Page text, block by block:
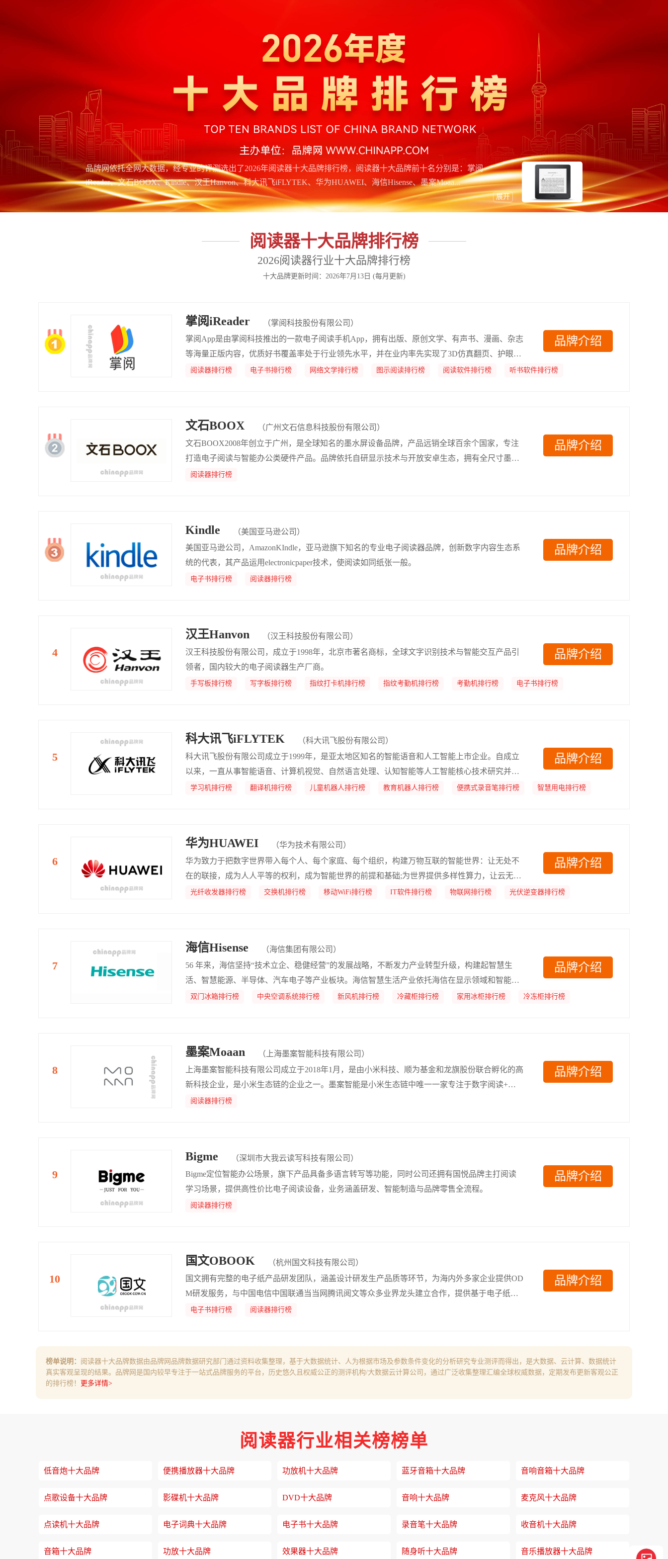
品牌网依托全网大数据，经专业的评测选出了2026年阅读器十大品牌排行榜，阅读器十大品牌前十名分别是：掌阅
iReader、文石BOOX、Kindle、汉王Hanvon、科大讯飞iFLYTEK、华为HUAWEI、海信Hisense、墨案Moaa...
展开
阅读器十大品牌排行榜
2026阅读器行业十大品牌排行榜
十大品牌更新时间：2026年7月13日 (每月更新)
品牌介绍
掌阅iReader
（掌阅科技股份有限公司）
掌阅App是由掌阅科技推出的一款电子阅读手机App，拥有出版、原创文学、有声书、漫画、杂志
等海量正版内容，优质好书覆盖率处于行业领先水平，并在业内率先实现了3D仿真翻页、护眼模
式等技术的创新与引用，在文档识别、转化、续读以及精排版等方面形成了核心技术优势，为读
阅读器排行榜 电子书排行榜 网络文学排行榜 图示阅读排行榜 阅读软件排行榜 听书软件排行榜
品牌介绍
文石BOOX
（广州文石信息科技股份有限公司）
文石BOOX2008年创立于广州，是全球知名的墨水屏设备品牌，产品远销全球百余个国家，专注
打造电子阅读与智能办公类硬件产品。品牌依托自研显示技术与开放安卓生态，拥有全尺寸墨水
屏产品线，兼顾护眼阅读、手写笔记、移动办公等功能，彩墨屏产品实力突出。文石位居国内墨
阅读器排行榜
品牌介绍
Kindle
（美国亚马逊公司）
美国亚马逊公司，AmazonKIndle，亚马逊旗下知名的专业电子阅读器品牌，创新数字内容生态系
统的代表，其产品运用electronicpaper技术，使阅读如同纸张一般。
电子书排行榜 阅读器排行榜
品牌介绍
汉王Hanvon
（汉王科技股份有限公司）
汉王科技股份有限公司，成立于1998年，北京市著名商标，全球文字识别技术与智能交互产品引
领者，国内较大的电子阅读器生产厂商。
手写板排行榜 写字板排行榜 指纹打卡机排行榜 指纹考勤机排行榜 考勤机排行榜 电子书排行榜
品牌介绍
科大讯飞iFLYTEK
（科大讯飞股份有限公司）
科大讯飞股份有限公司成立于1999年，是亚太地区知名的智能语音和人工智能上市企业。自成立
以来，一直从事智能语音、计算机视觉、自然语言处理、认知智能等人工智能核心技术研究并保
持国际前沿水平。科大讯飞积极推动人工智能源头核心技术研发和产业化落地，致力于“让机器能
学习机排行榜 翻译机排行榜 儿童机器人排行榜 教育机器人排行榜 便携式录音笔排行榜 智慧用电排行榜
品牌介绍
华为HUAWEI
（华为技术有限公司）
华为致力于把数字世界带入每个人、每个家庭、每个组织，构建万物互联的智能世界：让无处不
在的联接，成为人人平等的权利，成为智能世界的前提和基础;为世界提供多样性算力，让云无处
不在，让智能无所不及;所有的行业和组织，因强大的数字平台而变得敏捷、高效、生机勃勃;通过
光纤收发器排行榜 交换机排行榜 移动WiFi排行榜 IT软件排行榜 物联网排行榜 光伏逆变器排行榜
品牌介绍
海信Hisense
（海信集团有限公司）
56 年来，海信坚持“技术立企、稳健经营”的发展战略，不断发力产业转型升级，构建起智慧生
活、智慧能源、半导体、汽车电子等产业板块。海信智慧生活产业依托海信在显示领域和智能家
电领域的深度布局和技术积累，发挥多品牌全品类的独特优势，加快向高端化、智能化、场景化
双门冰箱排行榜 中央空调系统排行榜 新风机排行榜 冷藏柜排行榜 家用冰柜排行榜 冷冻柜排行榜
品牌介绍
墨案Moaan
（上海墨案智能科技有限公司）
上海墨案智能科技有限公司成立于2018年1月，是由小米科技、顺为基金和龙旗股份联合孵化的高
新科技企业，是小米生态链的企业之一。墨案智能是小米生态链中唯一一家专注于数字阅读+轻A
I办公的企业。
阅读器排行榜
品牌介绍
Bigme
（深圳市大我云读写科技有限公司）
Bigme定位智能办公场景，旗下产品具备多语言转写等功能，同时公司还拥有国悦品牌主打阅读
学习场景，提供高性价比电子阅读设备，业务涵盖研发、智能制造与品牌零售全流程。
阅读器排行榜
品牌介绍
国文OBOOK
（杭州国文科技有限公司）
国文拥有完整的电子纸产品研发团队，涵盖设计研发生产品质等环节，为海内外多家企业提供OD
M研发服务，与中国电信中国联通当当网腾讯阅文等众多业界龙头建立合作，提供基于电子纸显
示与书写技术的整体解决方案。
电子书排行榜 阅读器排行榜
榜单说明： 阅读器十大品牌数据由品牌网品牌数据研究部门通过资料收集整理，基于大数据统计、人为根据市场及参数条件变化的分析研究专业测评而得出，是大数据、云计算、数据统计
真实客观呈现的结果。品牌网是国内较早专注于一站式品牌服务的平台，历史悠久且权威公正的测评机构/大数据云计算公司，通过广泛收集整理汇编全球权威数据，定期发布更新客观公正
的排行榜！
更多详情>
阅读器行业相关榜榜单
低音炮十大品牌 便携播放器十大品牌 功放机十大品牌 蓝牙音箱十大品牌 音响音箱十大品牌
点歌设备十大品牌 影碟机十大品牌 DVD十大品牌 音响十大品牌 麦克风十大品牌
点读机十大品牌 电子词典十大品牌 电子书十大品牌 录音笔十大品牌 收音机十大品牌
音箱十大品牌 功放十大品牌 效果器十大品牌 随身听十大品牌 音乐播放器十大品牌